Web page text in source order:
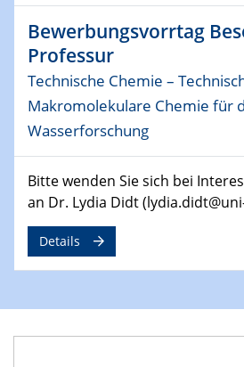
Symposium
30.04.2024
SFB 1242 Kolloquium
SFB/TRR 270 Kolloquium
Mikrostruktur-Design in
Bewerbungsvorrtag
Professur
Technische Chemie –
Makromolekulare Chemie für
Wasserforschung
Bitte wenden Sie sich bei
an Dr. Lydia Didt
Details